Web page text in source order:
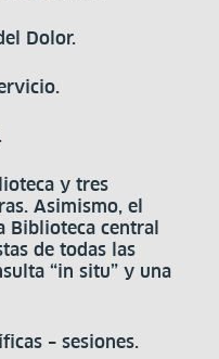
Dolor.
y tres
Asimismo, el
Biblioteca central
de todas las
“in situ” y una
– sesiones.